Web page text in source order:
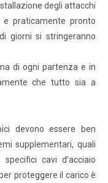
degli attacchi
praticamente pronto
giorni si stringeranno
di ogni partenza e in
che tutto sia a
devono essere ben
supplementari, quali
cavi d’acciaio
proteggere il carico è